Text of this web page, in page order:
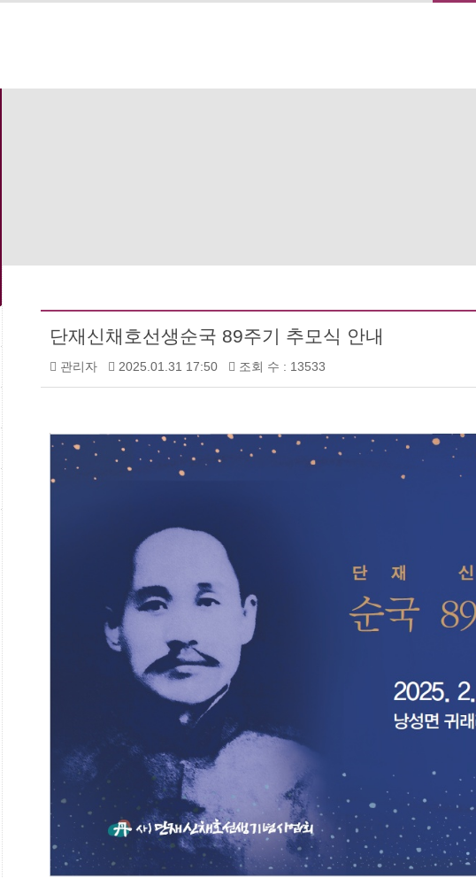
단재신채호선생순국 89주기 추모식 안내
관리자 2025.01.31 17:50 조회 수 : 13533